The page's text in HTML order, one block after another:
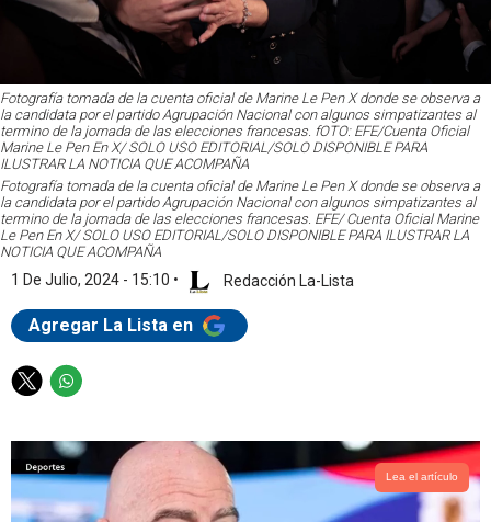
Fotografía tomada de la cuenta oficial de Marine Le Pen X donde se observa a
la candidata por el partido Agrupación Nacional con algunos simpatizantes al
termino de la jornada de las elecciones francesas. fOTO: EFE/Cuenta Oficial
Marine Le Pen En X/ SOLO USO EDITORIAL/SOLO DISPONIBLE PARA
ILUSTRAR LA NOTICIA QUE ACOMPAÑA
Fotografía tomada de la cuenta oficial de Marine Le Pen X donde se observa a
la candidata por el partido Agrupación Nacional con algunos simpatizantes al
termino de la jornada de las elecciones francesas. EFE/ Cuenta Oficial Marine
Le Pen En X/ SOLO USO EDITORIAL/SOLO DISPONIBLE PARA ILUSTRAR LA
NOTICIA QUE ACOMPAÑA
1 De Julio, 2024 - 15:10 • Redacción La-Lista
Agregar La Lista en
T
i
t
t
e
W
a
t
s
a
Lea el artículo